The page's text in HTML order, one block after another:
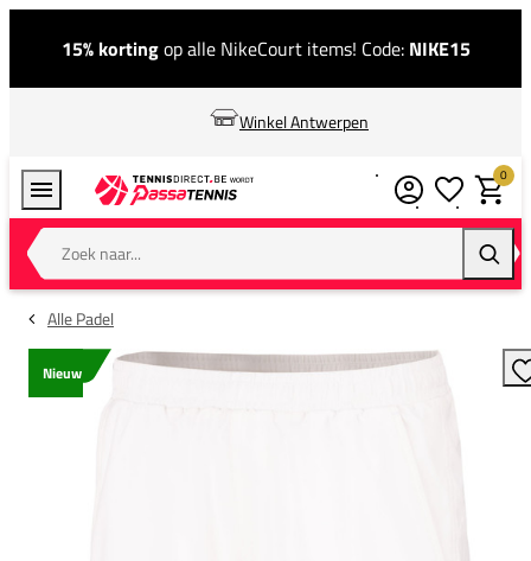
15% kortingop alle NikeCourt items! Code: NIKE15
Winkel Antwerpen
Zoek naar...
0
Alle Padel
Nieuw